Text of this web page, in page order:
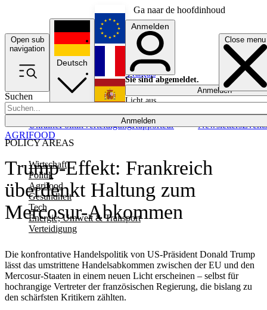
Ga naar de hoofdinhoud
Open sub
navigation
Close menu
Suchen
Anmelden
POLICY AREAS
Wirtschaft
Politik
Agrifood
Gesundheit
Tech
Energie, Umwelt & Transport
Verteidigung
UkrainePolitikVerteidigungRapporteur NewslettersEvents
Deutsch
English
Français
Anmelden
Sie sind abgemeldet.
Anmelden
Licht aus
Trump-Effekt: Frankreich
überdenkt Haltung zum
Mercosur-Abkommen
Die konfrontative Handelspolitik von US-Präsident Donald Trump
lässt das umstrittene Handelsabkommen zwischen der EU und den
Mercosur-Staaten in einem neuen Licht erscheinen – selbst für
hochrangige Vertreter der französischen Regierung, die bislang zu
den schärfsten Kritikern zählten.
AGRIFOOD